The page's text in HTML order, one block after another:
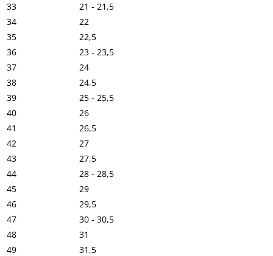
33
21 - 21,5
34
22
35
22,5
36
23 - 23,5
37
24
38
24,5
39
25 - 25,5
40
26
41
26,5
42
27
43
27,5
44
28 - 28,5
45
29
46
29,5
47
30 - 30,5
48
31
49
31,5